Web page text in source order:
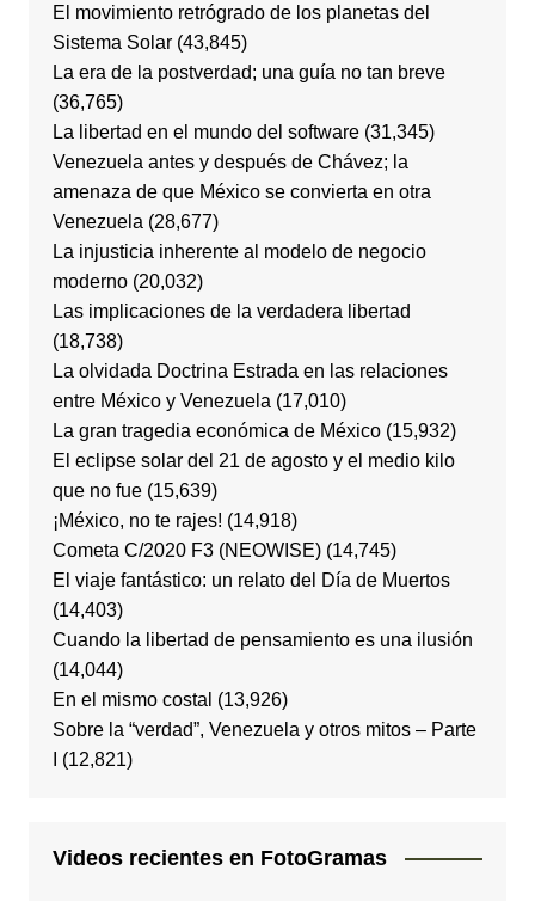
El movimiento retrógrado de los planetas del
Sistema Solar (43,845)
La era de la postverdad; una guía no tan breve
(36,765)
La libertad en el mundo del software (31,345)
Venezuela antes y después de Chávez; la
amenaza de que México se convierta en otra
Venezuela (28,677)
La injusticia inherente al modelo de negocio
moderno (20,032)
Las implicaciones de la verdadera libertad
(18,738)
La olvidada Doctrina Estrada en las relaciones
entre México y Venezuela (17,010)
La gran tragedia económica de México (15,932)
El eclipse solar del 21 de agosto y el medio kilo
que no fue (15,639)
¡México, no te rajes! (14,918)
Cometa C/2020 F3 (NEOWISE) (14,745)
El viaje fantástico: un relato del Día de Muertos
(14,403)
Cuando la libertad de pensamiento es una ilusión
(14,044)
En el mismo costal (13,926)
Sobre la “verdad”, Venezuela y otros mitos – Parte
(12,821)
Videos recientes en FotoGramas